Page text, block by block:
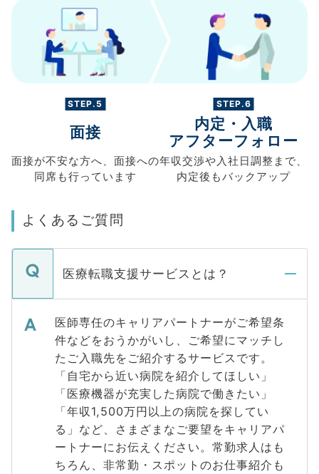
STEP.5
面接
面接が不安な方へ、 面接への
同席も行っています
STEP.6
内定・入職
アフターフォロー
年収交渉や入社日調整まで、
内定後もバックアップ
よくあるご質問
医療転職支援サービスとは？
医師専任のキャリアパートナーがご希望条
件などをおうかがいし、ご希望にマッチし
たご入職先をご紹介するサービスです。
「自宅から近い病院を紹介してほしい」
「医療機器が充実した病院で働きたい」
「年収1,500万円以上の病院を探してい
る」など、さまざまなご要望をキャリアパ
ートナーにお伝えください。常勤求人はも
ちろん、非常勤・スポットのお仕事紹介も